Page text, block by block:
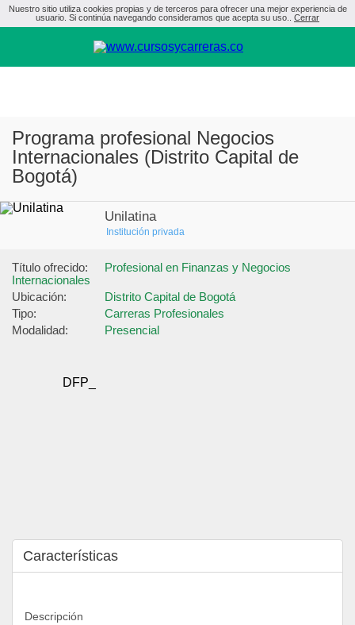
Nuestro sitio utiliza cookies propias y de terceros para ofrecer una mejor experiencia de
usuario. Si continúa navegando consideramos que acepta su uso.. Cerrar
Programa profesional Negocios
Internacionales (Distrito Capital de
Bogotá)
Unilatina
Institución privada
Título ofrecido:
Profesional en Finanzas y Negocios
Internacionales
Ubicación:
Distrito Capital de Bogotá
Tipo:
Carreras Profesionales
Modalidad:
Presencial
DFP_
Características
Descripción